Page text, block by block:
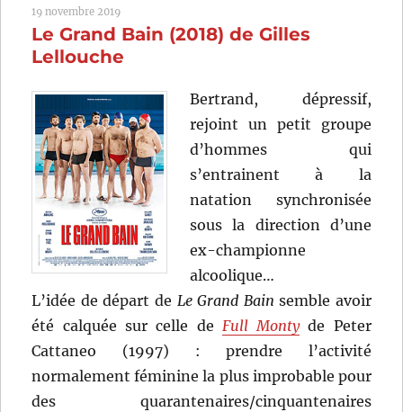
19 novembre 2019
Le Grand Bain (2018) de Gilles
Lellouche
Bertrand, dépressif,
rejoint un petit groupe
d’hommes qui
s’entrainent à la
natation synchronisée
sous la direction d’une
ex-championne
alcoolique…
L’idée de départ de Le Grand Bain semble avoir
été calquée sur celle de Full Montyde Peter
Cattaneo (1997) : prendre l’activité
normalement féminine la plus improbable pour
des quarantenaires/cinquantenaires